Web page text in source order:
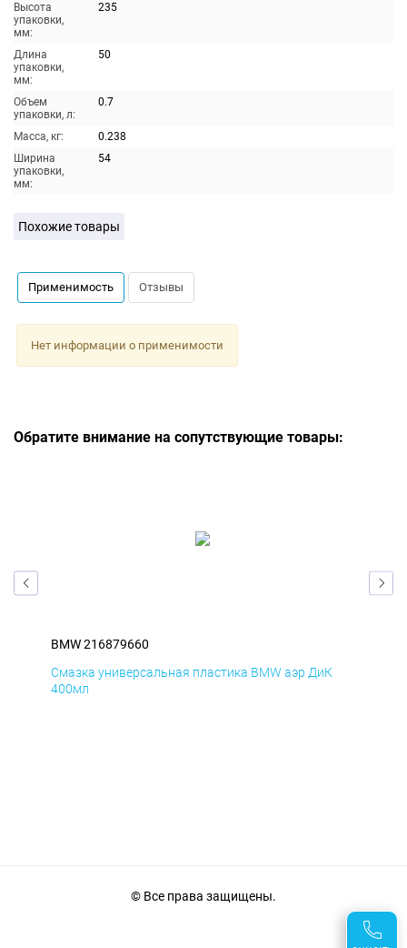
Высота
упаковки,
мм:
235
Длина
упаковки,
мм:
50
Объем
упаковки, л:
0.7
Масса, кг:
0.238
Ширина
упаковки,
мм:
54
Похожие товары
Применимость Отзывы
Нет информации о применимости
Обратите внимание на сопутствующие товары:
BMW 216879660
Смазка универсальная пластика BMW аэр ДиК
400мл
© Все права защищены.